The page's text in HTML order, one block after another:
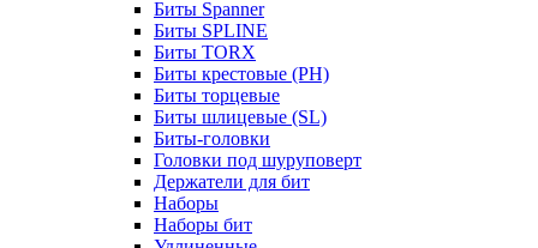
Биты Spanner
Биты SPLINE
Биты TORX
Биты крестовые (PH)
Биты торцевые
Биты шлицевые (SL)
Биты-головки
Головки под шуруповерт
Держатели для бит
Наборы
Наборы бит